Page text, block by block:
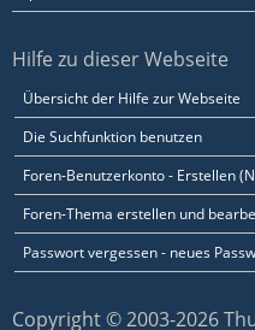
Hilfe zu dieser Webseite
Übersicht der Hilfe zur Webseite
Die Suchfunktion benutzen
Foren-Benutzerkonto - Erstellen
Foren-Thema erstellen und
Passwort vergessen - neues
Copyright © 2003-2026